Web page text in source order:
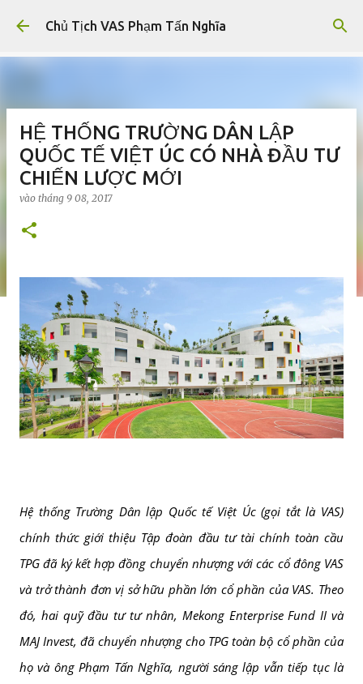
Chuyển đến nội dung chính
Chủ Tịch VAS Phạm Tấn Nghĩa
HỆ THỐNG TRƯỜNG DÂN LẬP
QUỐC TẾ VIỆT ÚC CÓ NHÀ ĐẦU TƯ
CHIẾN LƯỢC MỚI
vào tháng 9 08, 2017
Hệ thống Trường Dân lập Quốc tế Việt Úc (gọi tắt là VAS)
chính thức giới thiệu Tập đoàn đầu tư tài chính toàn cầu
TPG đã ký kết hợp đồng chuyển nhượng với các cổ đông VAS
và trở thành đơn vị sở hữu phần lớn cổ phần của VAS. Theo
đó, hai quỹ đầu tư tư nhân, Mekong Enterprise Fund II và
MAJ Invest, đã chuyển nhượng cho TPG toàn bộ cổ phần của
họ và ông Phạm Tấn Nghĩa, người sáng lập vẫn tiếp tục là